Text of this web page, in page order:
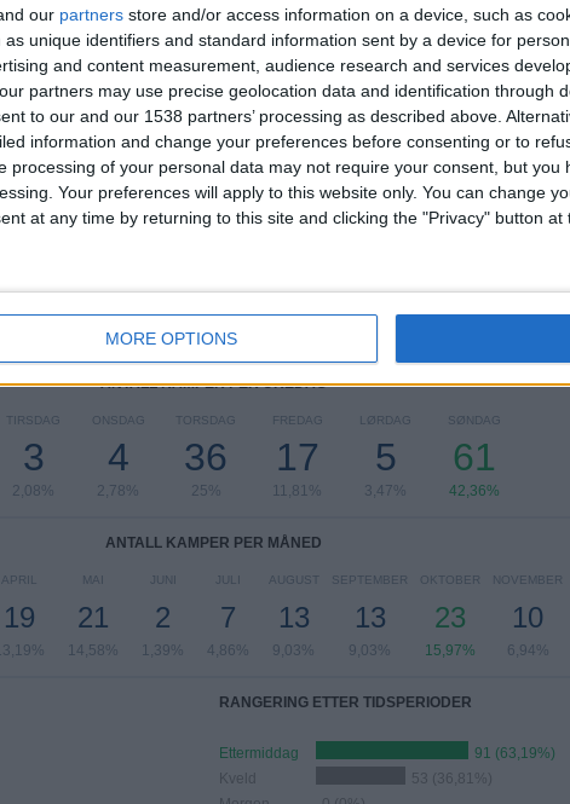
our partners store and/or access information on a device, such as
as unique identifiers and standard information sent by a device for
and content measurement, audience research and services
partners may use precise geolocation data and identification through
to our and our 1538 partners’ processing as described above.
information and change your preferences before consenting or to
processing of your personal data may not require your consent, but you
Your preferences will apply to this website only. You can change
at any time by returning to this site and clicking the "Privacy" button at
MORE OPTIONS
15
VS FC
5
KONKURRANSER
RANGERING ETTER KONKURRANSER
Superligaen Danmark
103
27 (18,75%)
9 (6,25%)
Se komplett rangering
ANTALL KAMPER PER UKEDAG
TIRSDAG
3
2,08%
ONSDAG
4
2,78%
TORSDAG
36
25%
FREDAG
17
11,81%
LØRDAG
5
3,47%
SØNDAG
61
42,36%
ANTALL KAMPER PER MÅNED
APRIL
19
MAI
21
14,58%
JUNI
2
1,39%
JULI
7
4,86%
AUGUST
13
9,03%
SEPTEMBER
13
9,03%
OKTOBER
23
15,97%
NOVEMBER
10
6,94%
RANGERING ETTER TIDSPERIODER
Ettermiddag
91 (63,19%)
Kveld
53 (36,81%)